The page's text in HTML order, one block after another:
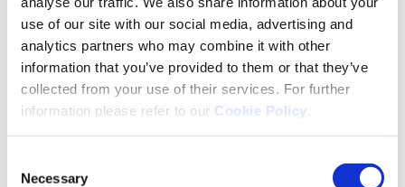
use of our site with our social media, advertising and
analytics partners who may combine it with other
information that you’ve provided to them or that they’ve
collected from your use of their services. For further
information please refer to our Cookie Policy
Selection
Necessary
campaign-on-suicide-prevention
Mental Health Europe. Our Mission. Accessed
February 2021.https://www.mhe-sme.org/who-
we-are-2/#1506698796176-ec64e16f-8e5b
OECD/European Union. Promoting mental health in
Europe. November 2018. Accessed February 2021.